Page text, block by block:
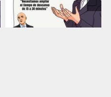
Tesla – descanso
mundial